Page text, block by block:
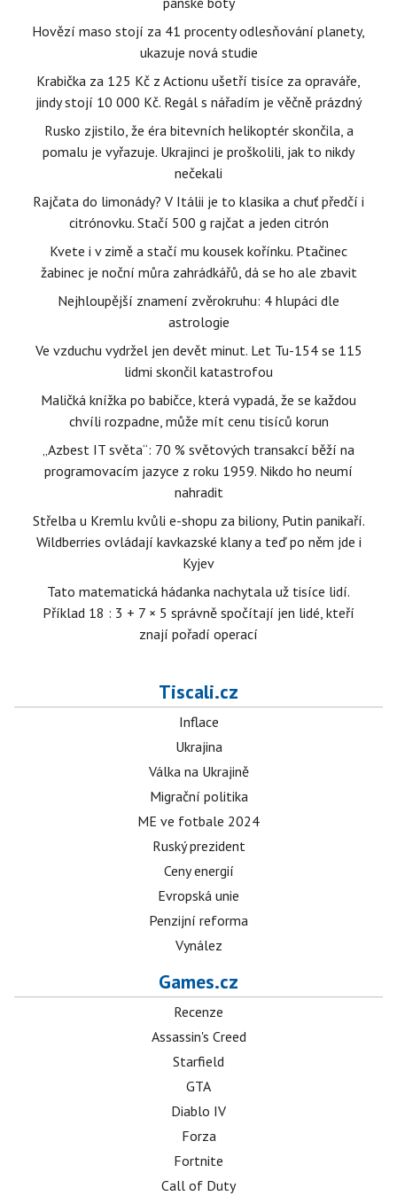
Hovězí maso stojí za 41 procenty odlesňování planety,
ukazuje nová studie
Krabička za 125 Kč z Actionu ušetří tisíce za opraváře,
jindy stojí 10 000 Kč. Regál s nářadím je věčně prázdný
Rusko zjistilo, že éra bitevních helikoptér skončila, a
pomalu je vyřazuje. Ukrajinci je proškolili, jak to nikdy
nečekali
Rajčata do limonády? V Itálii je to klasika a chuť předčí i
citrónovku. Stačí 500 g rajčat a jeden citrón
Kvete i v zimě a stačí mu kousek kořínku. Ptačinec
žabinec je noční můra zahrádkářů, dá se ho ale zbavit
Nejhloupější znamení zvěrokruhu: 4 hlupáci dle
astrologie
Ve vzduchu vydržel jen devět minut. Let Tu-154 se 115
lidmi skončil katastrofou
Maličká knížka po babičce, která vypadá, že se každou
chvíli rozpadne, může mít cenu tisíců korun
„Azbest IT světa“: 70 % světových transakcí běží na
programovacím jazyce z roku 1959. Nikdo ho neumí
nahradit
Střelba u Kremlu kvůli e-shopu za biliony, Putin panikaří.
Wildberries ovládají kavkazské klany a teď po něm jde i
Kyjev
Tato matematická hádanka nachytala už tisíce lidí.
Příklad 18 : 3 + 7 × 5 správně spočítají jen lidé, kteří
znají pořadí operací
Tiscali.cz
Inflace
Ukrajina
Válka na Ukrajině
Migrační politika
ME ve fotbale 2024
Ruský prezident
Ceny energií
Evropská unie
Penzijní reforma
Vynález
Games.cz
Recenze
Assassin's Creed
Starfield
GTA
Diablo IV
Forza
Fortnite
Call of Duty